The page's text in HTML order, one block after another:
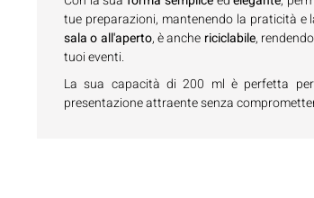
tue preparazioni, mantenendo la praticità e
sala o all'aperto, è anche riciclabile,
tuoi eventi.
La sua capacità di 200 ml è perfetta
presentazione attraente senza